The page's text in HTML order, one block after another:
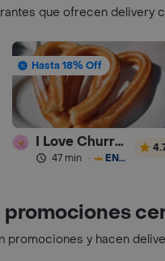
que ofrecen delivery
Hasta 18% Off
I Love Churros 95
47 min · ENVÍO GRATIS
promociones y hacen